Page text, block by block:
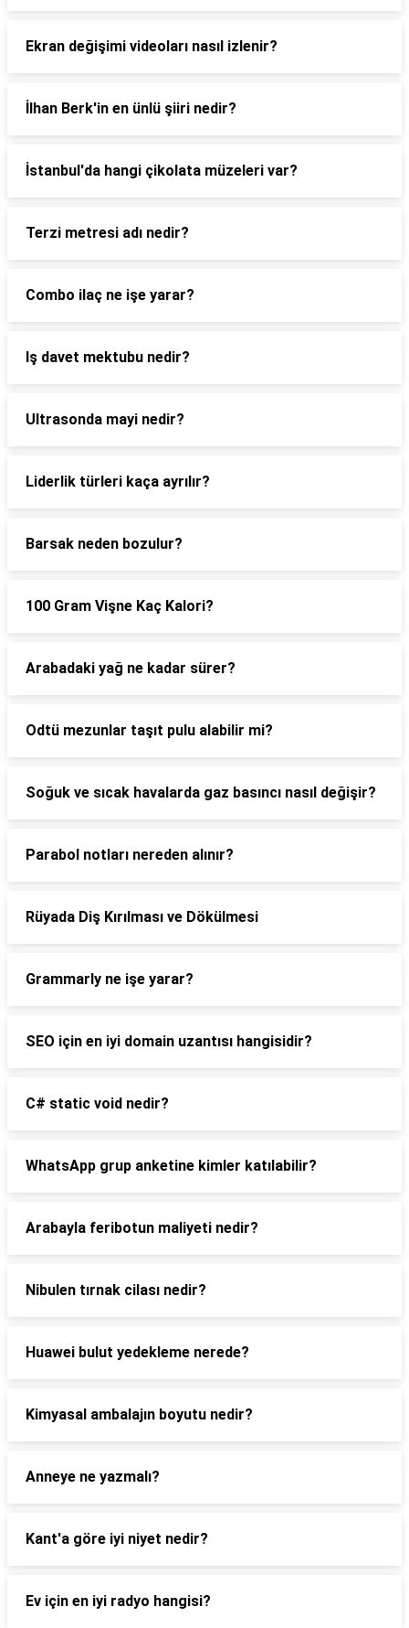
Ekran değişimi videoları nasıl izlenir?
İlhan Berk'in en ünlü şiiri nedir?
İstanbul'da hangi çikolata müzeleri var?
Terzi metresi adı nedir?
Combo ilaç ne işe yarar?
Iş davet mektubu nedir?
Ultrasonda mayi nedir?
Liderlik türleri kaça ayrılır?
Barsak neden bozulur?
100 Gram Vişne Kaç Kalori?
Arabadaki yağ ne kadar sürer?
Odtü mezunlar taşıt pulu alabilir mi?
Soğuk ve sıcak havalarda gaz basıncı nasıl değişir?
Parabol notları nereden alınır?
Rüyada Diş Kırılması ve Dökülmesi
Grammarly ne işe yarar?
SEO için en iyi domain uzantısı hangisidir?
C# static void nedir?
WhatsApp grup anketine kimler katılabilir?
Arabayla feribotun maliyeti nedir?
Nibulen tırnak cilası nedir?
Huawei bulut yedekleme nerede?
Kimyasal ambalajın boyutu nedir?
Anneye ne yazmalı?
Kant'a göre iyi niyet nedir?
Ev için en iyi radyo hangisi?